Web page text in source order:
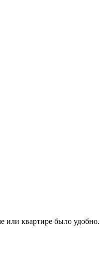
или квартире было удобно.